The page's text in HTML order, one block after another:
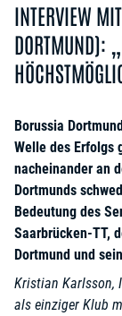
INTERVIEW
DORTMUND):
Borussia
Welle des Erfolgs
nacheinander an
Dortmunds
Bedeutung des
Saarbrücken-TT,
Dortmund und
Kristian Karlsson,
als einziger Klub